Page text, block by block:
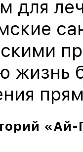
для
жизнь
«Ай-